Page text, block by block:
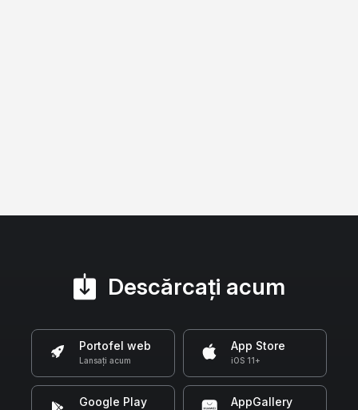
Descărcați acum
Portofel web
Lansați acum
App Store
iOS 11+
Google Play AppGallery